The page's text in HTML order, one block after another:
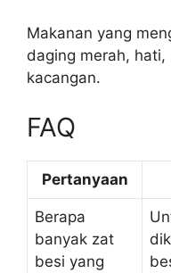
Makanan yang
daging merah,
kacangan.
FAQ
Pertanyaan
Berapa
banyak zat
besi yang